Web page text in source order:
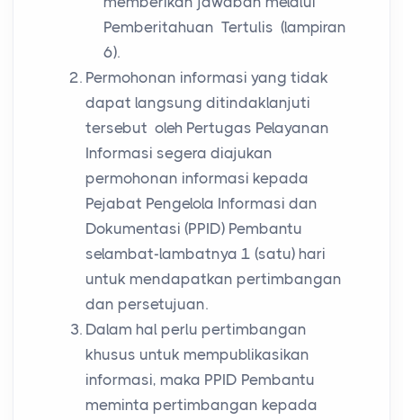
Pemberitahuan Tertulis (lampiran
6).
Permohonan informasi yang tidak
dapat langsung ditindaklanjuti
tersebut oleh Pertugas Pelayanan
Informasi segera diajukan
permohonan informasi kepada
Pejabat Pengelola Informasi dan
Dokumentasi (PPID) Pembantu
selambat-lambatnya 1 (satu) hari
untuk mendapatkan pertimbangan
dan persetujuan.
Dalam hal perlu pertimbangan
khusus untuk mempublikasikan
informasi, maka PPID Pembantu
meminta pertimbangan kepada